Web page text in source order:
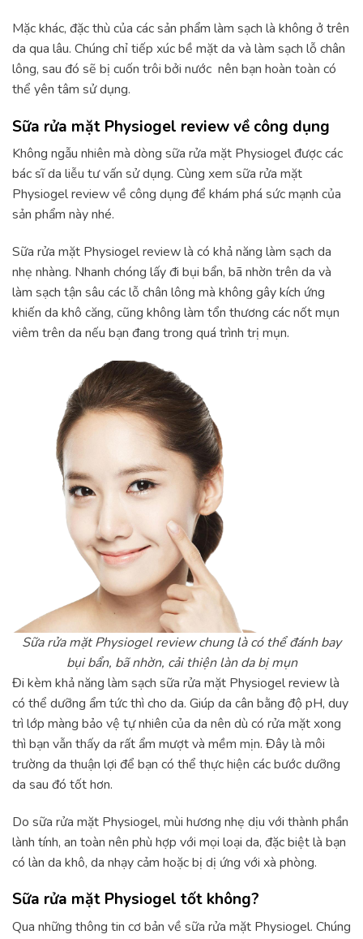
Mặc khác, đặc thù của các sản phẩm làm sạch là không ở trên
da qua lâu. Chúng chỉ tiếp xúc bề mặt da và làm sạch lỗ chân
lông, sau đó sẽ bị cuốn trôi bởi nước nên bạn hoàn toàn có
thể yên tâm sử dụng.
Sữa rửa mặt Physiogel review về công dụng
Không ngẫu nhiên mà dòng sữa rửa mặt Physiogel được các
bác sĩ da liễu tư vấn sử dụng. Cùng xem sữa rửa mặt
Physiogel review về công dụng để khám phá sức mạnh của
sản phẩm này nhé.
Sữa rửa mặt Physiogel review là có khả năng làm sạch da
nhẹ nhàng. Nhanh chóng lấy đi bụi bẩn, bã nhờn trên da và
làm sạch tận sâu các lỗ chân lông mà không gây kích ứng
khiến da khô căng, cũng không làm tổn thương các nốt mụn
viêm trên da nếu bạn đang trong quá trình trị mụn.
Sữa rửa mặt Physiogel review chung là có thể đánh bay
bụi bẩn, bã nhờn, cải thiện làn da bị mụn
Đi kèm khả năng làm sạch sữa rửa mặt Physiogel review là
có thể dưỡng ẩm tức thì cho da. Giúp da cân bằng độ pH, duy
trì lớp màng bảo vệ tự nhiên của da nên dù có rửa mặt xong
thì bạn vẫn thấy da rất ẩm mượt và mềm mịn. Đây là môi
trường da thuận lợi để bạn có thể thực hiện các bước dưỡng
da sau đó tốt hơn.
Do sữa rửa mặt Physiogel, mùi hương nhẹ dịu với thành phần
lành tính, an toàn nên phù hợp với mọi loại da, đặc biệt là bạn
có làn da khô, da nhạy cảm hoặc bị dị ứng với xà phòng.
Sữa rửa mặt Physiogel tốt không?
Qua những thông tin cơ bản về sữa rửa mặt Physiogel. Chúng